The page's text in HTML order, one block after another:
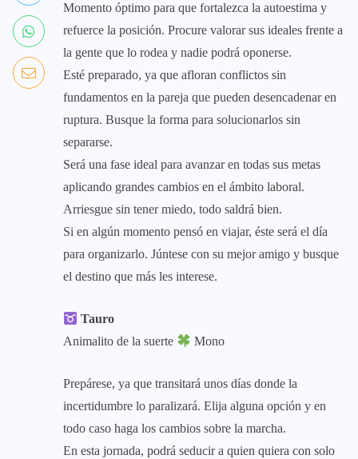
Momento óptimo para que fortalezca la autoestima y
refuerce la posición. Procure valorar sus ideales frente a
la gente que lo rodea y nadie podrá oponerse.
Esté preparado, ya que afloran conflictos sin
fundamentos en la pareja que pueden desencadenar en
ruptura. Busque la forma para solucionarlos sin
separarse.
Será una fase ideal para avanzar en todas sus metas
aplicando grandes cambios en el ámbito laboral.
Arriesgue sin tener miedo, todo saldrá bien.
Si en algún momento pensó en viajar, éste será el día
para organizarlo. Júntese con su mejor amigo y busque
el destino que más les interese.
Tauro
Animalito de la suerte
Mono
Prepárese, ya que transitará unos días donde la
incertidumbre lo paralizará. Elija alguna opción y en
todo caso haga los cambios sobre la marcha.
En esta jornada, podrá seducir a quien quiera con solo